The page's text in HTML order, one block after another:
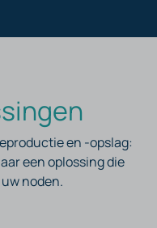
en -opslag:
een oplossing die
noden.